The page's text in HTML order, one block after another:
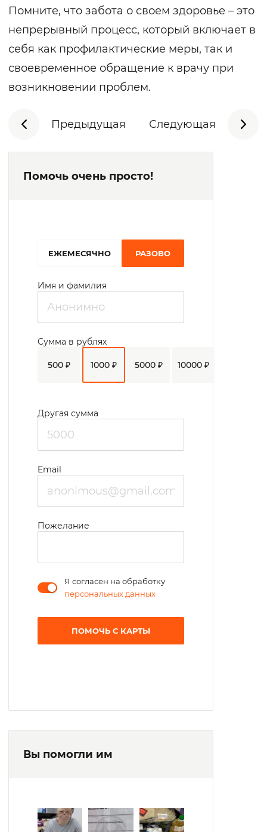
Помните, что забота о своем здоровье – это
непрерывный процесс, который включает в
себя как профилактические меры, так и
своевременное обращение к врачу при
возникновении проблем.
Предыдущая Следующая
Помочь очень просто!
EЖЕМЕСЯЧНО РАЗОВО
Имя и фамилия
500 ₽ 1000 ₽ 5000 ₽ 10000 ₽
Сумма в рублях
Другая сумма
Email
Пожелание
Я согласен на обработку
персональных данных
ПОМОЧЬ С КАРТЫ
Вы помогли им